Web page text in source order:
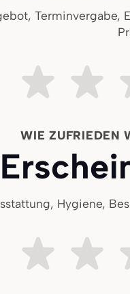
Sehr
WIE ZUFRIEDEN
Hygiene,
Sehr